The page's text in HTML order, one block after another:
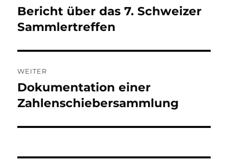
Vorheriger
Beitrag:
Bericht über das 7. Schweizer
Sammlertreffen
WEITER
Nächster
Beitrag:
Dokumentation einer
Zahlenschiebersammlung